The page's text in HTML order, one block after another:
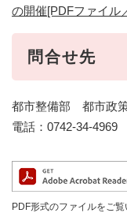
の開催[PDFファイル
問合せ先
都市整備部 都市政
電話：0742-34-4969
PDF形式のファイルをご